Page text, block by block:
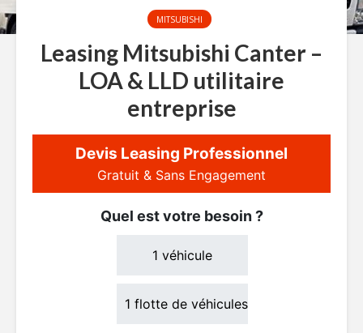
MITSUBISHI
Leasing Mitsubishi Canter –
LOA & LLD utilitaire
entreprise